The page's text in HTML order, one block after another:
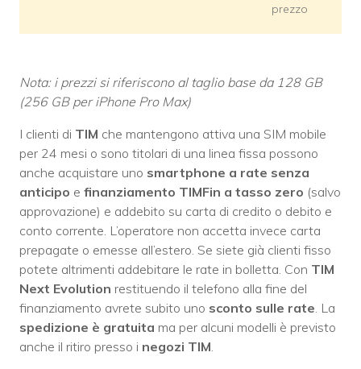
prezzo
Nota: i prezzi si riferiscono al taglio base da 128 GB
(256 GB per iPhone Pro Max)
I clienti di TIM che mantengono attiva una SIM mobile
per 24 mesi o sono titolari di una linea fissa possono
anche acquistare uno smartphone a rate senza
anticipo e finanziamento TIMFin a tasso zero (salvo
approvazione) e addebito su carta di credito o debito e
conto corrente. L’operatore non accetta invece carta
prepagate o emesse all’estero. Se siete già clienti fisso
potete altrimenti addebitare le rate in bolletta. Con TIM
Next Evolution restituendo il telefono alla fine del
finanziamento avrete subito uno sconto sulle rate . La
spedizione è gratuita ma per alcuni modelli è previsto
anche il ritiro presso i negozi TIM